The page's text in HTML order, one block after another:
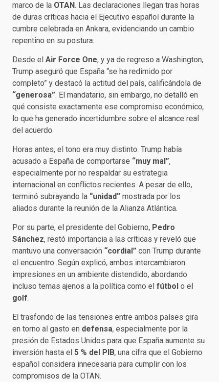
marco de la OTAN. Las declaraciones llegan tras horas
de duras críticas hacia el Ejecutivo español durante la
cumbre celebrada en Ankara, evidenciando un cambio
repentino en su postura.
Desde el Air Force One, y ya de regreso a Washington,
Trump aseguró que España “se ha redimido por
completo” y destacó la actitud del país, calificándola de
“generosa”. El mandatario, sin embargo, no detalló en
qué consiste exactamente ese compromiso económico,
lo que ha generado incertidumbre sobre el alcance real
del acuerdo.
Horas antes, el tono era muy distinto. Trump había
acusado a España de comportarse “muy mal”,
especialmente por no respaldar su estrategia
internacional en conflictos recientes. A pesar de ello,
terminó subrayando la “unidad” mostrada por los
aliados durante la reunión de la Alianza Atlántica.
Por su parte, el presidente del Gobierno, Pedro
Sánchez, restó importancia a las críticas y reveló que
mantuvo una conversación “cordial” con Trump durante
el encuentro. Según explicó, ambos intercambiaron
impresiones en un ambiente distendido, abordando
incluso temas ajenos a la política como el fútbol o el
golf.
El trasfondo de las tensiones entre ambos países gira
en torno al gasto en defensa, especialmente por la
presión de Estados Unidos para que España aumente su
inversión hasta el 5 % del PIB, una cifra que el Gobierno
español considera innecesaria para cumplir con los
compromisos de la OTAN.